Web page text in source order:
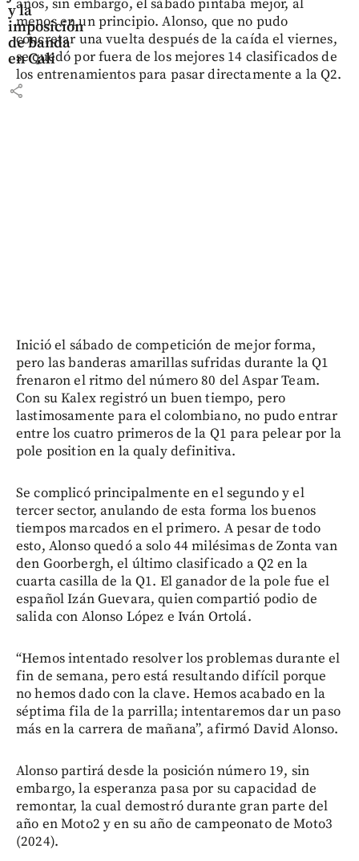
y la
imposición
de banda
en Cali
share
años, sin embargo, el sábado pintaba mejor, al
menos en un principio. Alonso, que no pudo
concretar una vuelta después de la caída el viernes,
se quedó por fuera de los mejores 14 clasificados de
los entrenamientos para pasar directamente a la Q2.
Inició el sábado de competición de mejor forma,
pero las banderas amarillas sufridas durante la Q1
frenaron el ritmo del número 80 del Aspar Team.
Con su Kalex registró un buen tiempo, pero
lastimosamente para el colombiano, no pudo entrar
entre los cuatro primeros de la Q1 para pelear por la
pole position en la qualy definitiva.
Se complicó principalmente en el segundo y el
tercer sector, anulando de esta forma los buenos
tiempos marcados en el primero. A pesar de todo
esto, Alonso quedó a solo 44 milésimas de Zonta van
den Goorbergh, el último clasificado a Q2 en la
cuarta casilla de la Q1. El ganador de la pole fue el
español Izán Guevara, quien compartió podio de
salida con Alonso López e Iván Ortolá.
“Hemos intentado resolver los problemas durante el
fin de semana, pero está resultando difícil porque
no hemos dado con la clave. Hemos acabado en la
séptima fila de la parrilla; intentaremos dar un paso
más en la carrera de mañana”, afirmó David Alonso.
Alonso partirá desde la posición número 19, sin
embargo, la esperanza pasa por su capacidad de
remontar, la cual demostró durante gran parte del
año en Moto2 y en su año de campeonato de Moto3
(2024).